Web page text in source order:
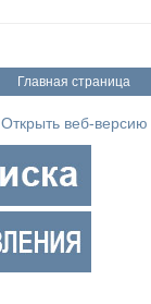
Главная страница
Открыть веб-версию